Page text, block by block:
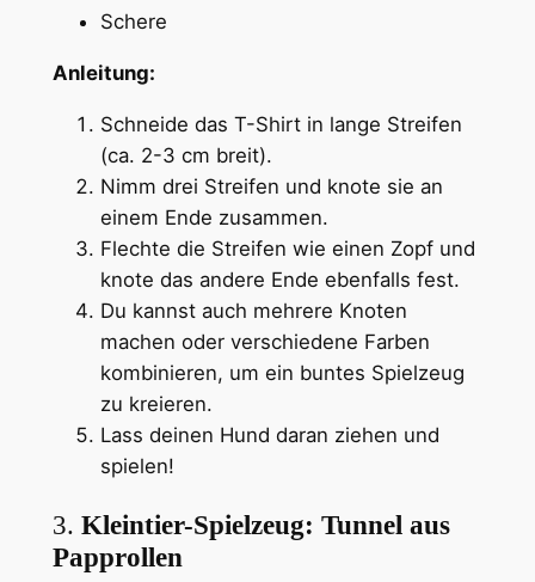
Schere
Anleitung:
Schneide das T-Shirt in lange Streifen
(ca. 2-3 cm breit).
Nimm drei Streifen und knote sie an
einem Ende zusammen.
Flechte die Streifen wie einen Zopf und
knote das andere Ende ebenfalls fest.
Du kannst auch mehrere Knoten
machen oder verschiedene Farben
kombinieren, um ein buntes Spielzeug
zu kreieren.
Lass deinen Hund daran ziehen und
spielen!
3. Kleintier-Spielzeug: Tunnel aus
Papprollen